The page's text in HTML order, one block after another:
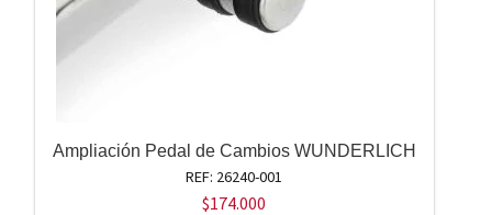
Ampliación Pedal de Cambios WUNDERLICH
REF: 26240-001
$174.000